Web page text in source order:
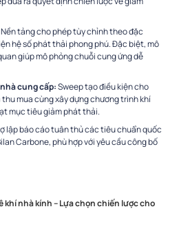
Nền tảng cho phép tùy chỉnh theo đặc
hệ số phát thải phong phú. Đặc biệt, mô
giúp mô phỏng chuỗi cung ứng dễ
cung cấp:Sweep tạo điều kiện cho
mua cùng xây dựng chương trình khí
mục tiêu giảm phát thải.
lập báo cáo tuân thủ các tiêu chuẩn quốc
Carbone, phù hợp với yêu cầu công bố
khí nhà kính – Lựa chọn chiến lược cho